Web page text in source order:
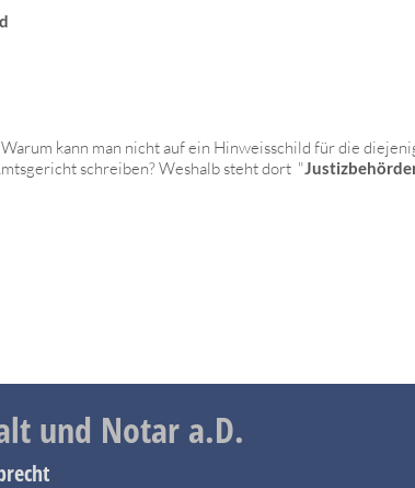
kann man nicht auf ein Hinweisschild für die
schreiben? Weshalb steht dort "
und Notar a.D.